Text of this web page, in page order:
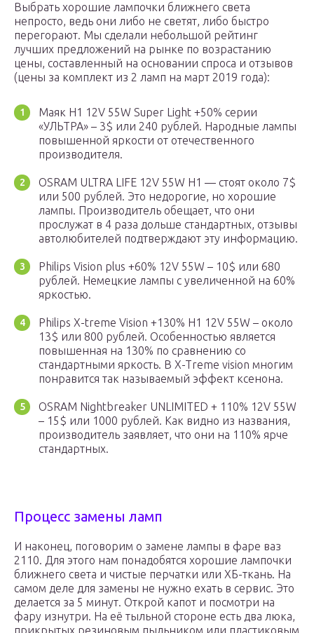
Выбрать хорошие лампочки ближнего света
непросто, ведь они либо не светят, либо быстро
перегорают. Мы сделали небольшой рейтинг
лучших предложений на рынке по возрастанию
цены, составленный на основании спроса и отзывов
(цены за комплект из 2 ламп на март 2019 года):
Маяк H1 12V 55W Super Light +50% серии
«УЛЬТРА» – 3$ или 240 рублей. Народные лампы
повышенной яркости от отечественного
производителя.
OSRAM ULTRA LIFE 12V 55W H1 — стоят около 7$
или 500 рублей. Это недорогие, но хорошие
лампы. Производитель обещает, что они
прослужат в 4 раза дольше стандартных, отзывы
автолюбителей подтверждают эту информацию.
Philips Vision plus +60% 12V 55W – 10$ или 680
рублей. Немецкие лампы с увеличенной на 60%
яркостью.
Philips X-treme Vision +130% H1 12V 55W – около
13$ или 800 рублей. Особенностью является
повышенная на 130% по сравнению со
стандартными яркость. В X-Treme vision многим
понравится так называемый эффект ксенона.
OSRAM Nightbreaker UNLIMITED + 110% 12V 55W
– 15$ или 1000 рублей. Как видно из названия,
производитель заявляет, что они на 110% ярче
стандартных.
Процесс замены ламп
И наконец, поговорим о замене лампы в фаре ваз
2110. Для этого нам понадобятся хорошие лампочки
ближнего света и чистые перчатки или ХБ-ткань. На
самом деле для замены не нужно ехать в сервис. Это
делается за 5 минут. Открой капот и посмотри на
фару изнутри. На её тыльной стороне есть два люка,
прикрытых резиновым пыльником или пластиковым